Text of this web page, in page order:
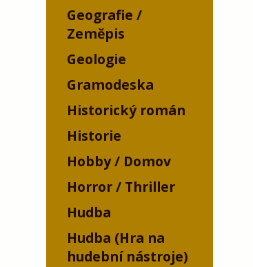
Geografie /
Zeměpis
Geologie
Gramodeska
Historický román
Historie
Hobby / Domov
Horror / Thriller
Hudba
Hudba (Hra na
hudební nástroje)